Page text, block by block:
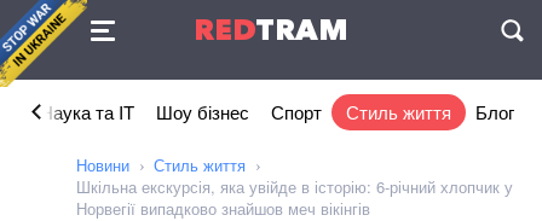
REDTRAM
Угода
Наука та IT Шоу бізнес Спорт Стиль життя Блог
Новини
Стиль життя
Шкільна екскурсія, яка увійде в історію: 6-річний хлопчик у
Норвегії випадково знайшов меч вікінгів